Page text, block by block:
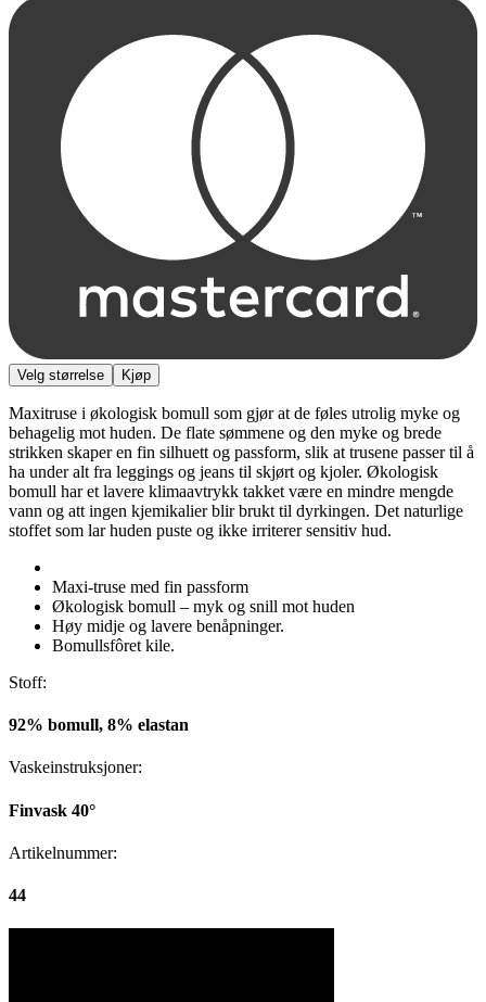
Velg størrelse Kjøp
Maxitruse i økologisk bomull som gjør at de føles utrolig myke og
behagelig mot huden. De flate sømmene og den myke og brede
strikken skaper en fin silhuett og passform, slik at trusene passer til å
ha under alt fra leggings og jeans til skjørt og kjoler. Økologisk
bomull har et lavere klimaavtrykk takket være en mindre mengde
vann og att ingen kjemikalier blir brukt til dyrkingen. Det naturlige
stoffet som lar huden puste og ikke irriterer sensitiv hud.
Maxi-truse med fin passform
Økologisk bomull – myk og snill mot huden
Høy midje og lavere benåpninger.
Bomullsfôret kile.
Stoff:
92% bomull, 8% elastan
Vaskeinstruksjoner:
Finvask 40°
Artikelnummer:
44